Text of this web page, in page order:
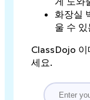
화장실
울 수
ClassDojo 이
세요.